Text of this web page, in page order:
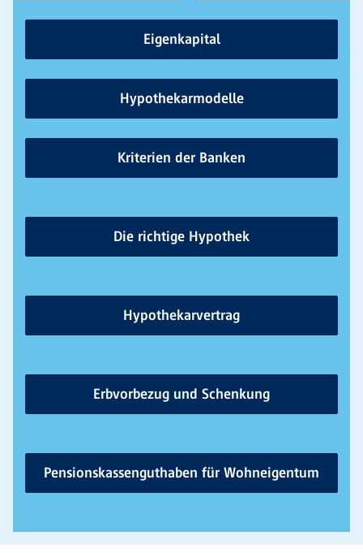
Eigenkapital
Hypothekarmodelle
Kriterien der Banken
Die richtige Hypothek
Hypothekarvertrag
Erbvorbezug und Schenkung
Pensionskassenguthaben für Wohneigentum